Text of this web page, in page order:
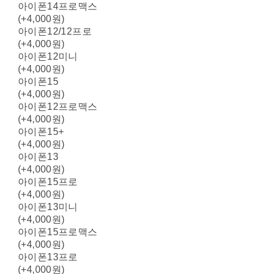
아이폰14프로맥스
(+4,000원)
아이폰12/12프로
(+4,000원)
아이폰12미니
(+4,000원)
아이폰15
(+4,000원)
아이폰12프로맥스
(+4,000원)
아이폰15+
(+4,000원)
아이폰13
(+4,000원)
아이폰15프로
(+4,000원)
아이폰13미니
(+4,000원)
아이폰15프로맥스
(+4,000원)
아이폰13프로
(+4,000원)